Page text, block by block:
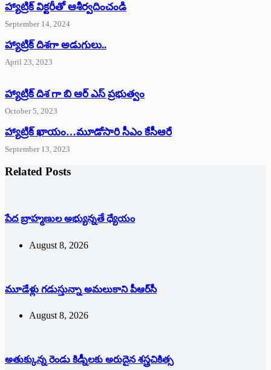
హ్యాట్రిక్‌ ‌విక్టరీతో ఆశీర్వదించండి
September 14, 2024
‌హ్యాట్రిక్‌ ‌దిశగా అడుగులు..
April 23, 2023
హ్యాట్రిక్ దిశ గా బి ఆర్ ఎస్ ప్రభుత్వం
October 5, 2023
హ్యాట్రిక్‌ ‌ఖాయం…మూడోసారి సీఎం కేసీఆరే
September 13, 2023
Related Posts
పేద బ్రాహ్మణుల అభ్యున్నతే ధ్యేయం
August 8, 2026
మూడేళ్లు గ‌డుస్తున్నా అమ‌లుకాని పీఆర్‌సీ
August 8, 2026
అతుక్కున్న రెండు కిడ్నీలకు అరుదైన శస్త్రచికిత్స